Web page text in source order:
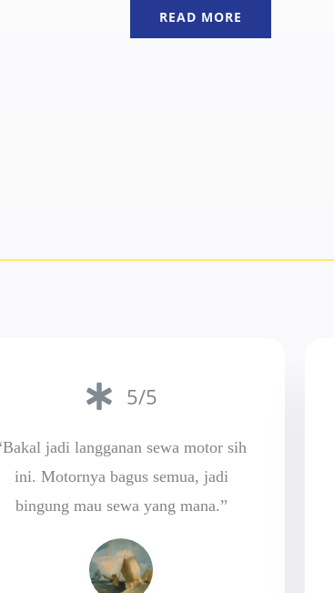
READ MORE
5/5
jadi langganan sewa motor sih
ini. Motornya bagus semua, jadi
bingung mau sewa yang mana.”